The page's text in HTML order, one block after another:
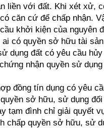
liền với đất. Khi xét xử,
căn cứ để chấp nhận.
khởi kiện của
có quyền sở hữu tài
dụng đất có yêu cầu
nhận quyền sử
đồng tín dụng có yêu
sở hữu, sử dụng
tạm đình chỉ giải quyết
chấp quyền sở hữu, sử